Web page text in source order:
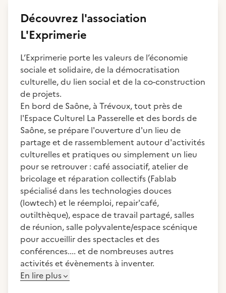
Découvrez l'association
L'Exprimerie
L’Exprimerie porte les valeurs de l’économie
sociale et solidaire, de la démocratisation
culturelle, du lien social et de la co-construction
de projets.
En bord de Saône, à Trévoux, tout près de
l'Espace Culturel La Passerelle et des bords de
Saône, se prépare l'ouverture d'un lieu de
partage et de rassemblement autour d'activités
culturelles et pratiques ou simplement un lieu
pour se retrouver : café associatif, atelier de
bricolage et réparation collectifs (Fablab
spécialisé dans les technologies douces
(lowtech) et le réemploi, repair'café,
outilthèque), espace de travail partagé, salles
de réunion, salle polyvalente/espace scénique
pour accueillir des spectacles et des
conférences.... et de nombreuses autres
activités et évènements à inventer.
En lire plus